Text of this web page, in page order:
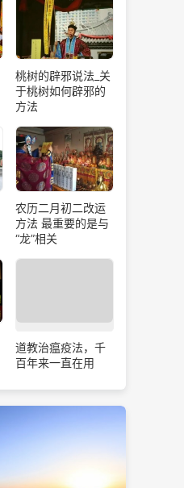
桃树的辟邪说法_关
于桃树如何辟邪的
方法
农历二月初二改运
方法 最重要的是与
“龙”相关
道教治瘟疫法，千
百年来一直在用